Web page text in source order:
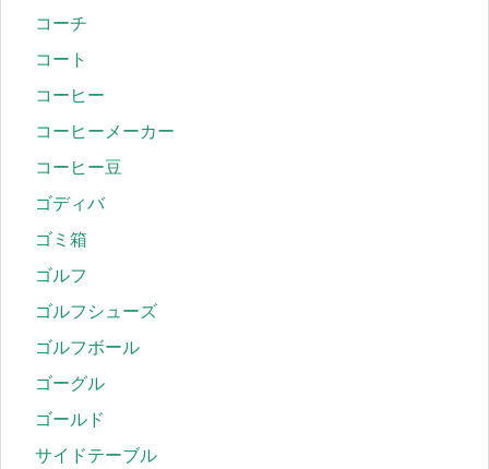
コーチ
コート
コーヒー
コーヒーメーカー
コーヒー豆
ゴディバ
ゴミ箱
ゴルフ
ゴルフシューズ
ゴルフボール
ゴーグル
ゴールド
サイドテーブル